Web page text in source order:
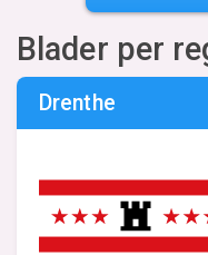
Blader per
Drenthe